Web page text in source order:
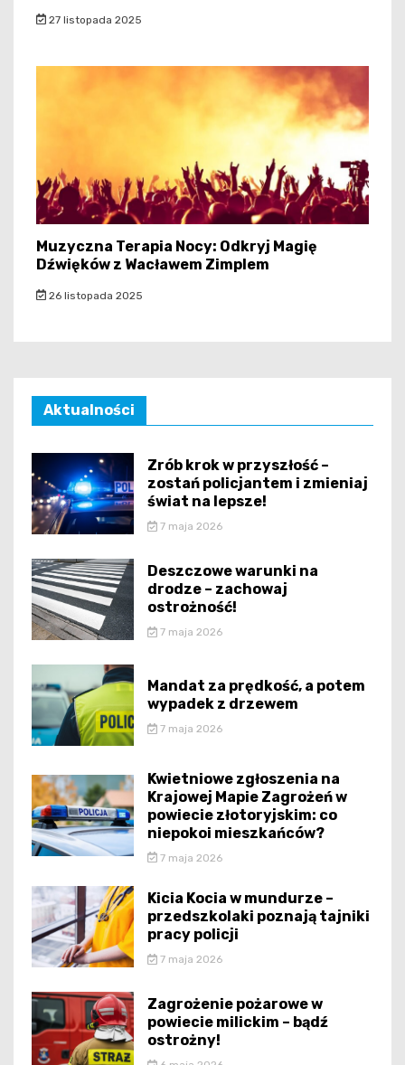
27 listopada 2025
Muzyczna Terapia Nocy: Odkryj Magię
Dźwięków z Wacławem Zimplem
26 listopada 2025
Aktualności
Zrób krok w przyszłość –
zostań policjantem i zmieniaj
świat na lepsze!
7 maja 2026
Deszczowe warunki na
drodze – zachowaj
ostrożność!
7 maja 2026
Mandat za prędkość, a potem
wypadek z drzewem
7 maja 2026
Kwietniowe zgłoszenia na
Krajowej Mapie Zagrożeń w
powiecie złotoryjskim: co
niepokoi mieszkańców?
7 maja 2026
Kicia Kocia w mundurze –
przedszkolaki poznają tajniki
pracy policji
7 maja 2026
Zagrożenie pożarowe w
powiecie milickim – bądź
ostrożny!